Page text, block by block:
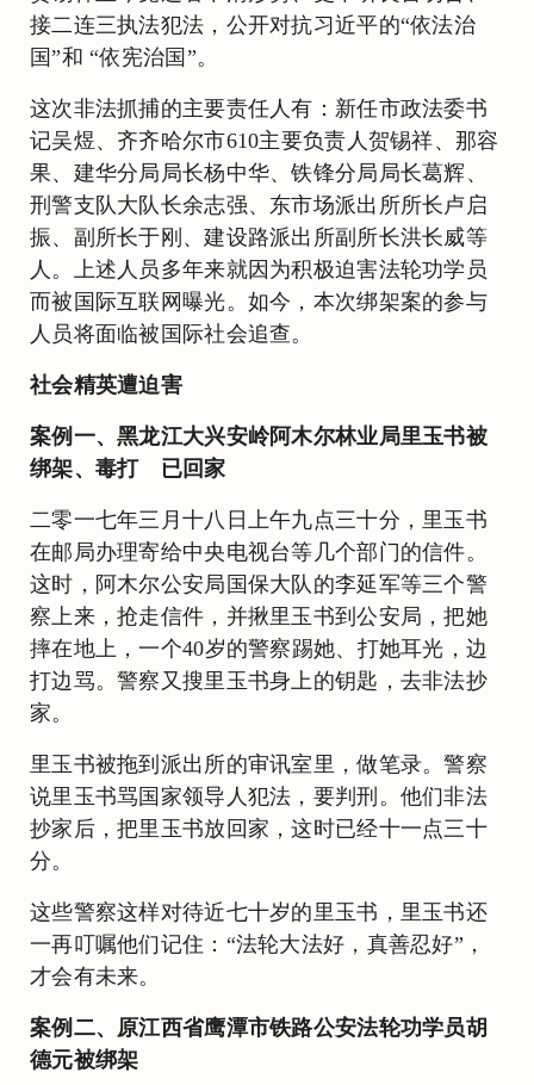
接二连三执法犯法，公开对抗习近平的“依法治
国”和 “依宪治国”。
这次非法抓捕的主要责任人有：新任市政法委书
记吴煜、齐齐哈尔市610主要负责人贺锡祥、那容
果、建华分局局长杨中华、铁锋分局局长葛辉、
刑警支队大队长余志强、东市场派出所所长卢启
振、副所长于刚、建设路派出所副所长洪长威等
人。上述人员多年来就因为积极迫害法轮功学员
而被国际互联网曝光。如今，本次绑架案的参与
人员将面临被国际社会追查。
社会精英遭迫害
案例一、黑龙江大兴安岭阿木尔林业局里玉书被
绑架、毒打 已回家
二零一七年三月十八日上午九点三十分，里玉书
在邮局办理寄给中央电视台等几个部门的信件。
这时，阿木尔公安局国保大队的李延军等三个警
察上来，抢走信件，并揪里玉书到公安局，把她
摔在地上，一个40岁的警察踢她、打她耳光，边
打边骂。警察又搜里玉书身上的钥匙，去非法抄
家。
里玉书被拖到派出所的审讯室里，做笔录。警察
说里玉书骂国家领导人犯法，要判刑。他们非法
抄家后，把里玉书放回家，这时已经十一点三十
分。
这些警察这样对待近七十岁的里玉书，里玉书还
一再叮嘱他们记住：“法轮大法好，真善忍好”，
才会有未来。
案例二、原江西省鹰潭市铁路公安法轮功学员胡
德元被绑架